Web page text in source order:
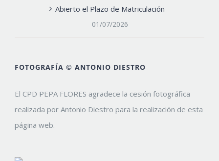
Abierto el Plazo de Matriculación
01/07/2026
FOTOGRAFÍA © ANTONIO DIESTRO
El CPD PEPA FLORES agradece la cesión fotográfica
realizada por Antonio Diestro para la realización de esta
página web.